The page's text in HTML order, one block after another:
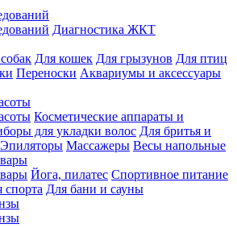
Диагностика ЖКТ
Для кошек Для грызунов Для птиц
Переноски Аквариумы и аксессуары
Косметические аппараты и
для укладки волос Для бритья и
Эпиляторы Массажеры Весы напольные
Йога, пилатес Спортивное питание
спорта Для бани и сауны